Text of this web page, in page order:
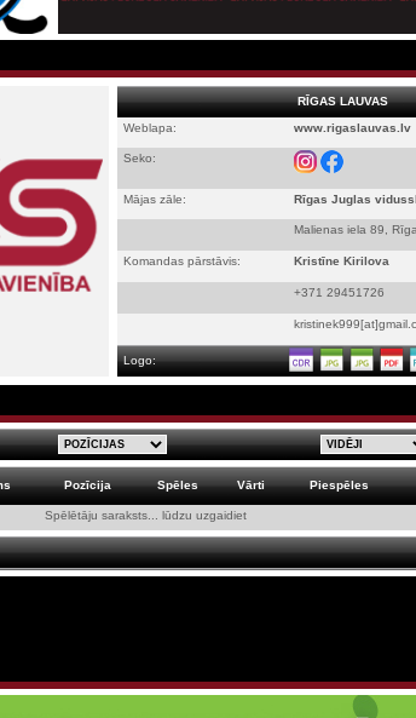
RĪGAS LAUVAS
Weblapa:
www.rigaslauvas.lv
Seko:
Mājas zāle: Rīgas Juglas
Malienas iela 89, Rīga
Komandas pārstāvis: Kristīne Kirilova
+371 29451726
Logo:
Pozīcija Spēles Vārti Piespēles
Spēlētāju saraksts... lūdzu uzgaidiet